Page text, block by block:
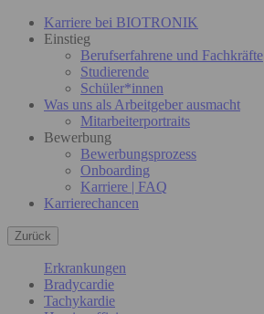
Karriere bei BIOTRONIK
Einstieg
Berufserfahrene und Fachkräfte
Studierende
Schüler*innen
Was uns als Arbeitgeber ausmacht
Mitarbeiterportraits
Bewerbung
Bewerbungsprozess
Onboarding
Karriere | FAQ
Karrierechancen
Zurück
Erkrankungen
Bradycardie
Tachykardie